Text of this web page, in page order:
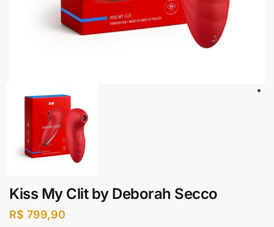
Kiss My Clit by Deborah Secco
R$ 799,90